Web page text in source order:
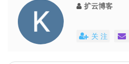
扩云博客
关 注